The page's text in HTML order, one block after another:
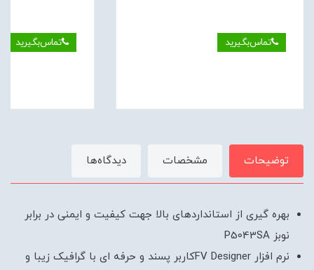
تماس‌بگیرید تماس‌بگیرید
توضیحات مشخصات دیدگاه‌ها
بهره گیری از استانداردهای بالا جهت کیفیت و ایمنی در برابر
نوبز P5043SA
نرم افزار FV Designerکاربر پسند و حرفه ای با گرافیک زیبا و